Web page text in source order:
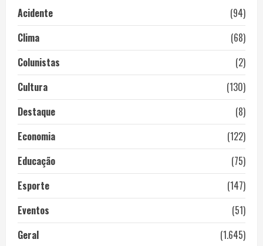
Acidente
(94)
Clima
(68)
Colunistas
(2)
Cultura
(130)
Destaque
(8)
Economia
(122)
Educação
(75)
Esporte
(147)
Eventos
(51)
Geral
(1.645)